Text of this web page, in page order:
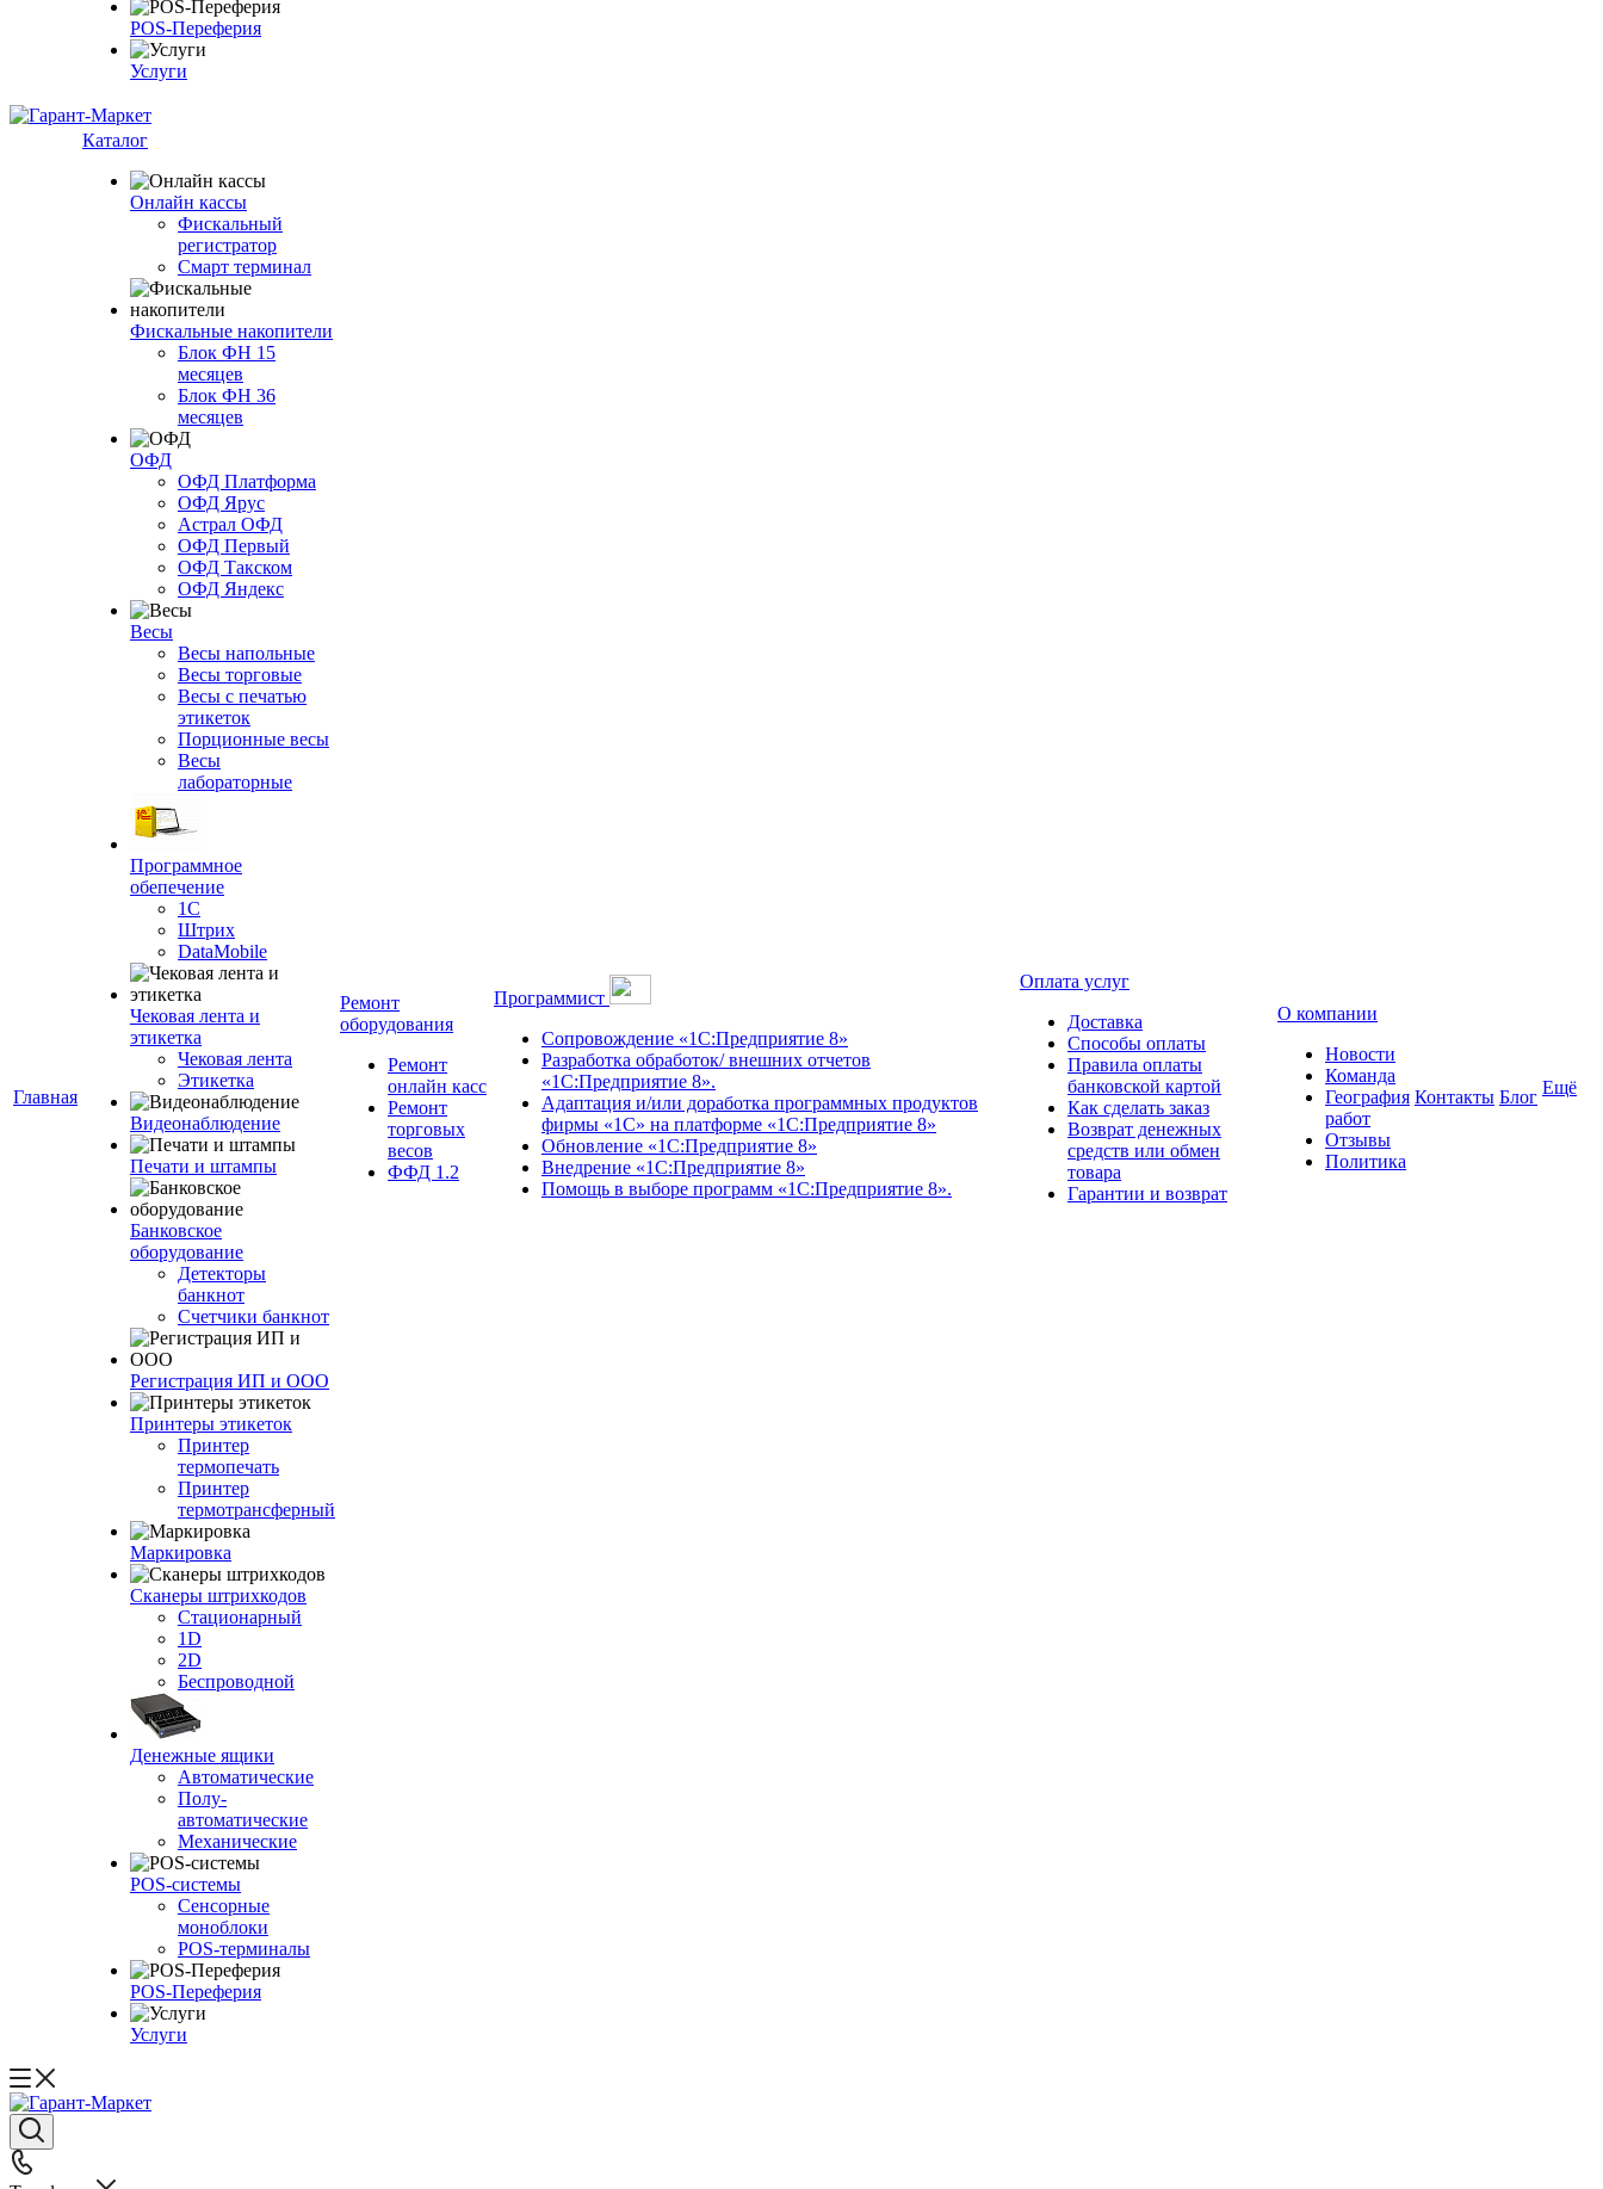
POS-Переферия
Услуги
Главная
Каталог
Онлайн кассы
Фискальный
регистратор
Смарт терминал
Фискальные накопители
Блок ФН 15
месяцев
Блок ФН 36
месяцев
ОФД
ОФД Платформа
ОФД Ярус
Астрал ОФД
ОФД Первый
ОФД Такском
ОФД Яндекс
Весы
Весы напольные
Весы торговые
Весы с печатью
этикеток
Порционные весы
Весы
лабораторные
Программное
обепечение
1С
Штрих
DataMobile
Чековая лента и
этикетка
Чековая лента
Этикетка
Видеонаблюдение
Печати и штампы
Банковское
оборудование
Детекторы
банкнот
Счетчики банкнот
Регистрация ИП и ООО
Принтеры этикеток
Принтер
термопечать
Принтер
термотрансферный
Маркировка
Сканеры штрихкодов
Стационарный
1D
2D
Беспроводной
Денежные ящики
Автоматические
Полу-
автоматические
Механические
POS-системы
Сенсорные
моноблоки
POS-терминалы
POS-Переферия
Услуги
Ремонт
оборудования
Ремонт
онлайн касс
Ремонт
торговых
весов
ФФД 1.2
Программист
Сопровождение «1С:Предприятие 8»
Разработка обработок/ внешних отчетов
«1С:Предприятие 8».
Адаптация и/или доработка программных продуктов
фирмы «1С» на платформе «1С:Предприятие 8»
Обновление «1С:Предприятие 8»
Внедрение «1С:Предприятие 8»
Помощь в выборе программ «1С:Предприятие 8».
Оплата услуг
Доставка
Способы оплаты
Правила оплаты
банковской картой
Как сделать заказ
Возврат денежных
средств или обмен
товара
Гарантии и возврат
О компании
Новости
Команда
География
работ
Отзывы
Политика
Контакты Блог Ещё